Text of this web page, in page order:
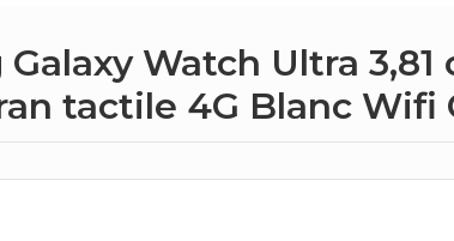
Galaxy Watch Ultra
tactile 4G Blanc Wifi